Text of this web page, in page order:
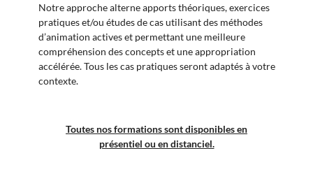
Notre approche alterne apports théoriques, exercices
pratiques et/ou études de cas utilisant des méthodes
d’animation actives et permettant une meilleure
compréhension des concepts et une appropriation
accélérée. Tous les cas pratiques seront adaptés à votre
contexte.
Toutes nos formations sont disponibles en
présentiel ou en distanciel.